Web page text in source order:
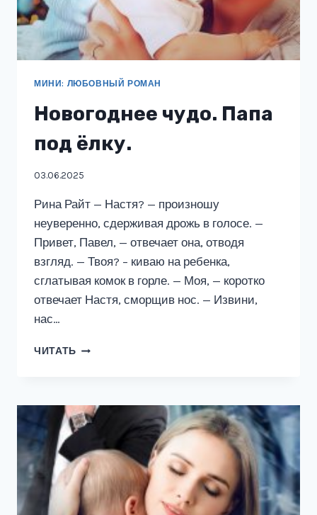
МИНИ: ЛЮБОВНЫЙ РОМАН
Новогоднее чудо. Папа
под ёлку.
03.06.2025
Рина Райт — Настя? — произношу
неуверенно, сдерживая дрожь в голосе. —
Привет, Павел, — отвечает она, отводя
взгляд. — Твоя? – киваю на ребенка,
сглатывая комок в горле. — Моя, — коротко
отвечает Настя, сморщив нос. — Извини,
нас…
ЧИТАТЬ НОВОГОДНЕЕ
ЁЛКУ.